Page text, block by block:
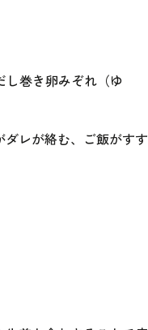
し巻き卵みぞれ（ゆ
レが絡む、ご飯がすす